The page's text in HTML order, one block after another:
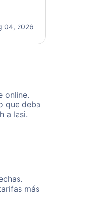
the
04, 2026
online.
que deba
a Iasi.
más